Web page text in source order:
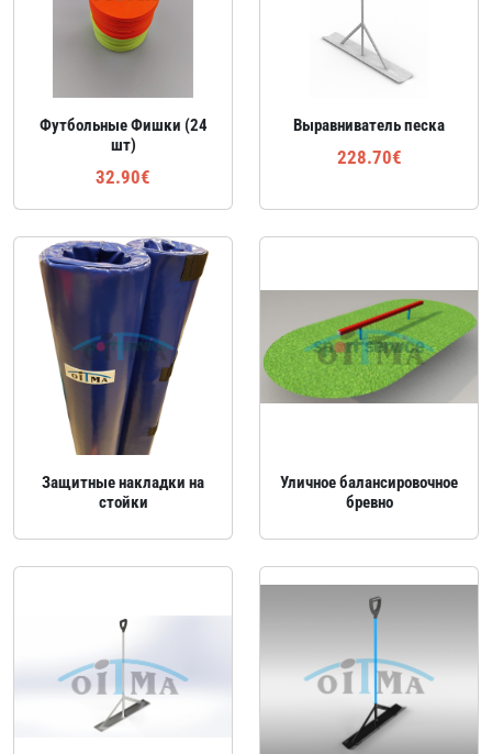
Футбольные Фишки (24
шт)
32.90€
Выравниватель песка
228.70€
Защитные накладки на
стойки
Уличное балансировочное
бревно